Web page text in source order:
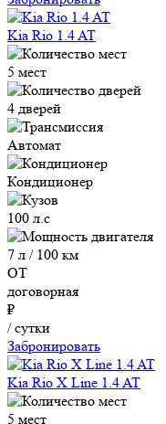
Kia Rio 1.4 AT
5 мест
4 дверей
Автомат
Кондиционер
100 л.с
7 л / 100 км
ОТ
договорная
₽
/ сутки
Забронировать
Kia Rio X Line 1.4 AT
5 мест